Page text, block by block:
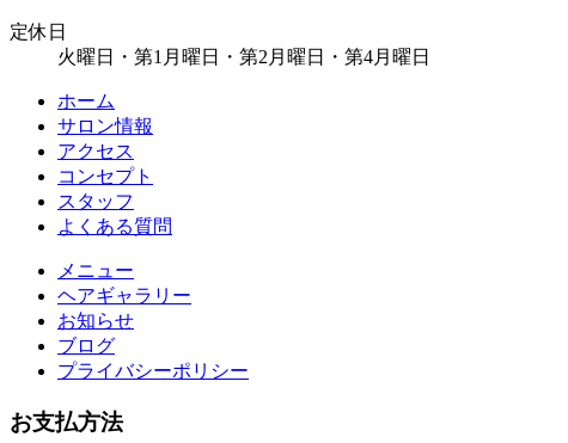
定休日
火曜日・第1月曜日・第2月曜日・第4月曜日
ホーム
サロン情報
アクセス
コンセプト
スタッフ
よくある質問
メニュー
ヘアギャラリー
お知らせ
ブログ
プライバシーポリシー
お支払方法